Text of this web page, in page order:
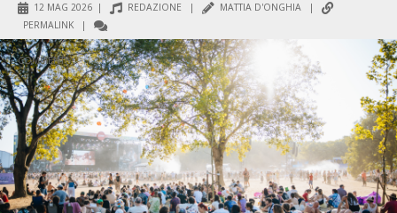
12 MAG 2026 | REDAZIONE | MATTIA D'ONGHIA
|
PERMALINK
|
COMMENTI